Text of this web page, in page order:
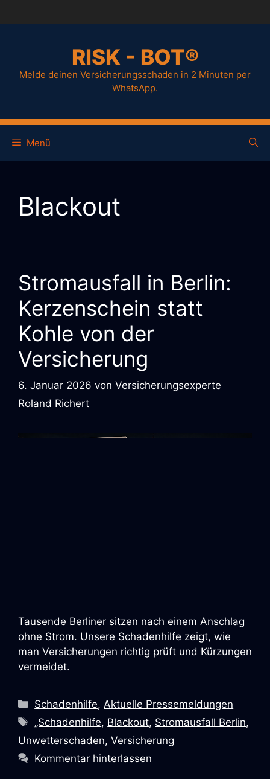
RISK - BOT®
Melde deinen Versicherungsschaden in 2 Minuten per
WhatsApp.
Menü
Blackout
Stromausfall in Berlin:
Kerzenschein statt
Kohle von der
Versicherung
6. Januar 2026 von Versicherungsexperte
Roland Richert
Tausende Berliner sitzen nach einem Anschlag
ohne Strom. Unsere Schadenhilfe zeigt, wie
man Versicherungen richtig prüft und Kürzungen
vermeidet.
Schadenhilfe, Aktuelle Pressemeldungen
„Schadenhilfe, Blackout, Stromausfall Berlin,
Unwetterschaden, Versicherung
Kommentar hinterlassen